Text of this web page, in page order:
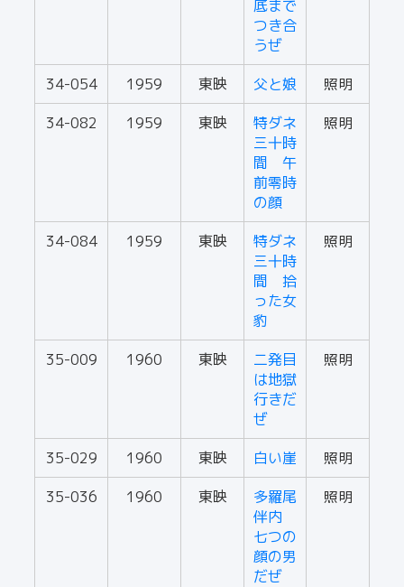
底まで
つき合
うぜ
34-054 1959 東映 父と娘
照明
34-082
1959 東映
特ダネ
三十時
間 午
前零時
の顔
照明
34-084 1959 東映
特ダネ
三十時
間 拾
った女
豹
照明
35-009 1960 東映
二発目
は地獄
行きだ
ぜ
照明
35-029 1960 東映 白い崖
照明
35-036
1960 東映
多羅尾
伴内
七つの
顔の男
だぜ
照明